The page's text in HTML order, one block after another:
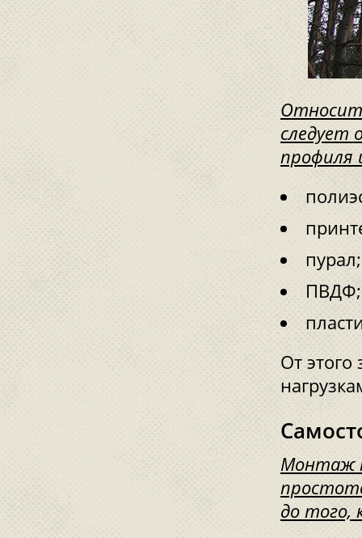
следует
профиля
пурал;
ПВДФ;
От этого
Монтаж
до того,